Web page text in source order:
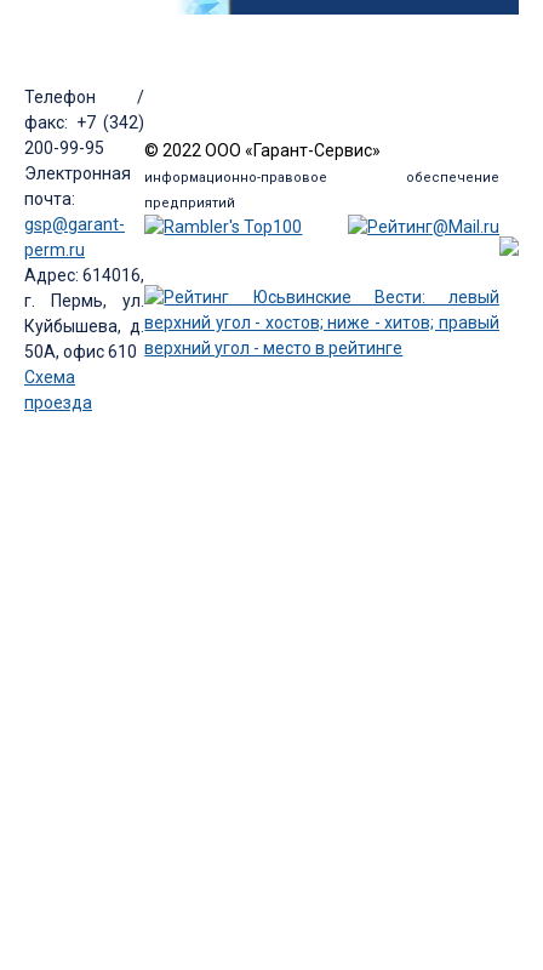
Телефон /
факс: +7 (342)
200-99-95
Электронная
почта:
gsp@garant-
perm.ru
Адрес: 614016,
г. Пермь, ул.
Куйбышева, д.
50А, офис 610
Схема
проезда
© 2022 ООО «Гарант-Сервис»
информационно-правовое обеспечение
предприятий